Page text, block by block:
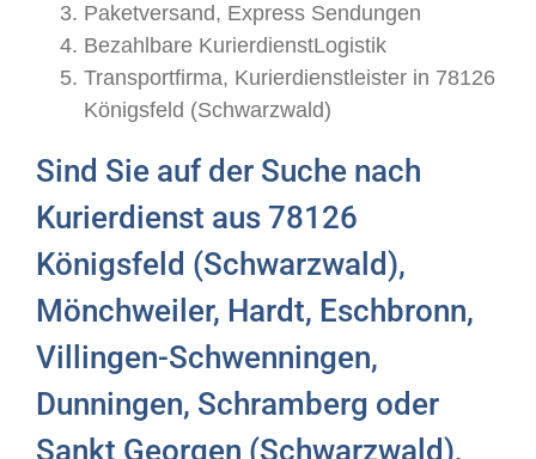
Paketversand, Express Sendungen
Bezahlbare KurierdienstLogistik
Transportfirma, Kurierdienstleister in 78126
Königsfeld (Schwarzwald)
Sind Sie auf der Suche nach
Kurierdienst aus 78126
Königsfeld (Schwarzwald),
Mönchweiler, Hardt, Eschbronn,
Villingen-Schwenningen,
Dunningen, Schramberg oder
Sankt Georgen (Schwarzwald),